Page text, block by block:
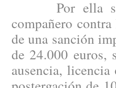
Por ella se
compañero
de una sanción
de 24.000 euros,
ausencia,